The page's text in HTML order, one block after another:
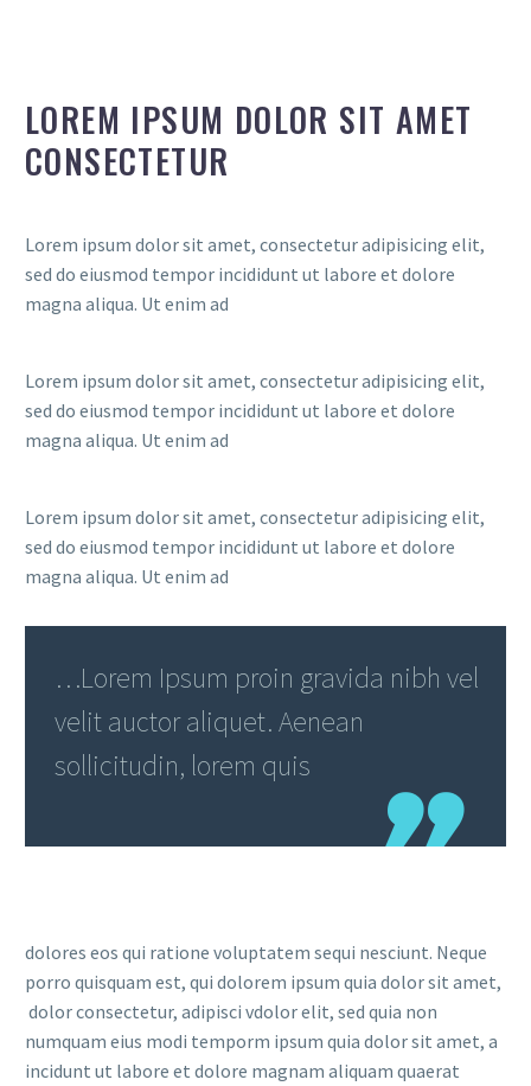
LOREM IPSUM DOLOR SIT AMET
CONSECTETUR
Lorem ipsum dolor sit amet, consectetur adipisicing elit,
sed do eiusmod tempor incididunt ut labore et dolore
magna aliqua. Ut enim ad
Lorem ipsum dolor sit amet, consectetur adipisicing elit,
sed do eiusmod tempor incididunt ut labore et dolore
magna aliqua. Ut enim ad
Lorem ipsum dolor sit amet, consectetur adipisicing elit,
sed do eiusmod tempor incididunt ut labore et dolore
magna aliqua. Ut enim ad
…Lorem Ipsum proin gravida nibh vel
velit auctor aliquet. Aenean
sollicitudin, lorem quis
dolores eos qui ratione voluptatem sequi nesciunt. Neque
porro quisquam est, qui dolorem ipsum quia dolor sit amet,
dolor consectetur, adipisci vdolor elit, sed quia non
numquam eius modi temporm ipsum quia dolor sit amet, a
incidunt ut labore et dolore magnam aliquam quaerat